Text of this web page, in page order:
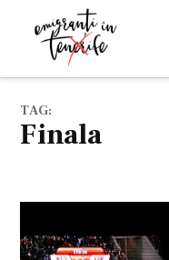
in
TAG:
finala